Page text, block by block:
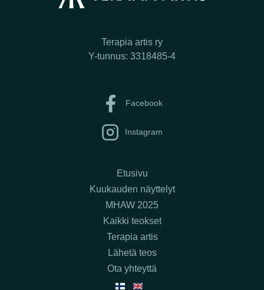
Terapia artis ry
Y-tunnus: 3318485-4
Facebook
Instagram
Etusivu
Kuukauden näyttelyt
MHAW 2025
Kaikki teokset
Terapia artis
Lähetä teos
Ota yhteyttä